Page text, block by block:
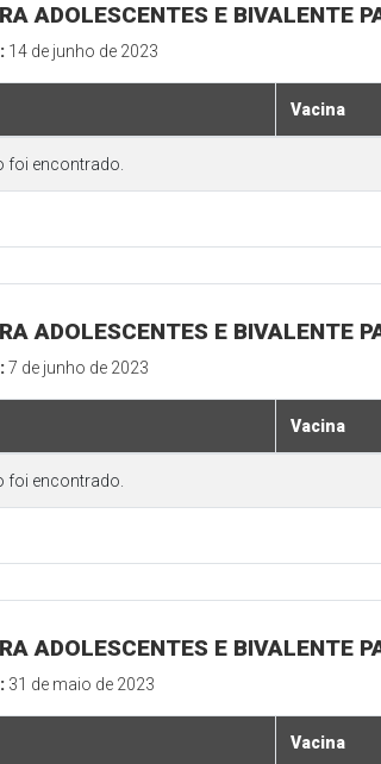
ADOLESCENTES E BIVALENTE
14 de junho de 2023
Vacina
foi encontrado.
ADOLESCENTES E BIVALENTE
7 de junho de 2023
Vacina
foi encontrado.
ADOLESCENTES E BIVALENTE
31 de maio de 2023
Vacina